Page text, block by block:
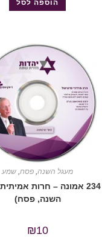
הוספה לסל
מעגל השנה, פסח, שמע
234 אמונה – חרות
השנה, פסח)
₪10